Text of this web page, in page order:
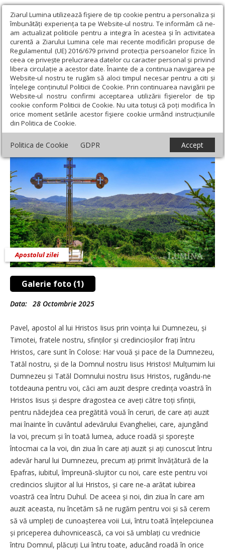
Ziarul Lumina utilizează fişiere de tip cookie pentru a personaliza și
îmbunătăți experiența ta pe Website-ul nostru. Te informăm că ne-
am actualizat politicile pentru a integra în acestea și în activitatea
curentă a Ziarului Lumina cele mai recente modificări propuse de
Regulamentul (UE) 2016/679 privind protecția persoanelor fizice în
ceea ce privește prelucrarea datelor cu caracter personal și privind
libera circulație a acestor date. Înainte de a continua navigarea pe
Website-ul nostru te rugăm să aloci timpul necesar pentru a citi și
înțelege conținutul Politicii de Cookie. Prin continuarea navigării pe
Website-ul nostru confirmi acceptarea utilizării fişierelor de tip
cookie conform Politicii de Cookie. Nu uita totuși că poți modifica în
orice moment setările acestor fişiere cookie urmând instrucțiunile
din Politica de Cookie.
Politica de Cookie GDPR Accept
Ziarul Lumina › Teologie și spiritualitate › Apostolul zilei ›
Coloseni 1, 1-11
Coloseni 1, 1-11
Galerie foto (1)
Apostolul zilei
Data: 28 Octombrie 2025
Pavel, apostol al lui Hristos Iisus prin voința lui Dumnezeu, și
Timotei, fratele nostru, sfinților și credincioșilor frați întru
Hristos, care sunt în Colose: Har vouă și pace de la Dumnezeu,
Tatăl nostru, și de la Domnul nostru Iisus Hristos! Mulțumim lui
Dumnezeu și Tatăl Domnului nostru Iisus Hristos, rugându-ne
totdeauna pentru voi, căci am auzit despre credința voastră în
Hristos Iisus și despre dragostea ce aveți către toți sfinții,
pentru nădejdea cea pregătită vouă în ceruri, de care ați auzit
mai înainte în cuvântul adevărului Evangheliei, care, ajungând
la voi, precum și în toată lumea, aduce roadă și sporește
întocmai ca la voi, din ziua în care ați auzit și ați cunoscut întru
adevăr harul lui Dumnezeu, precum ați primit învățătură de la
Epafras, iubitul, împreună-slujitor cu noi, care este pentru voi
credincios slujitor al lui Hristos, și care ne-a arătat iubirea
voastră cea întru Duhul. De aceea și noi, din ziua în care am
auzit aceasta, nu încetăm să ne rugăm pentru voi și să cerem
să vă umpleți de cunoașterea voii Lui, întru toată înțelepciunea
și priceperea duhovnicească, ca voi să umblați cu vrednicie
întru Domnul, plăcuți Lui întru toate, aducând roadă în orice